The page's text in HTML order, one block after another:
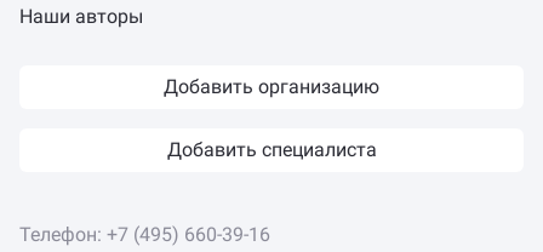
Наши авторы
Добавить организацию
Добавить специалиста
Телефон: +7 (495) 660-39-16